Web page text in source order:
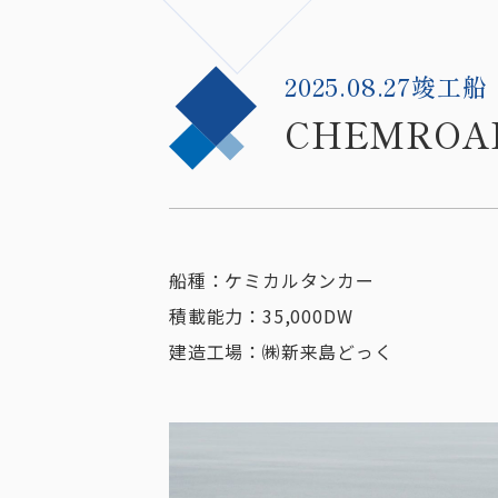
2025.08.27竣工船
船種：ケミカルタンカー
積載能力：35,000DW
建造工場：㈱新来島どっく